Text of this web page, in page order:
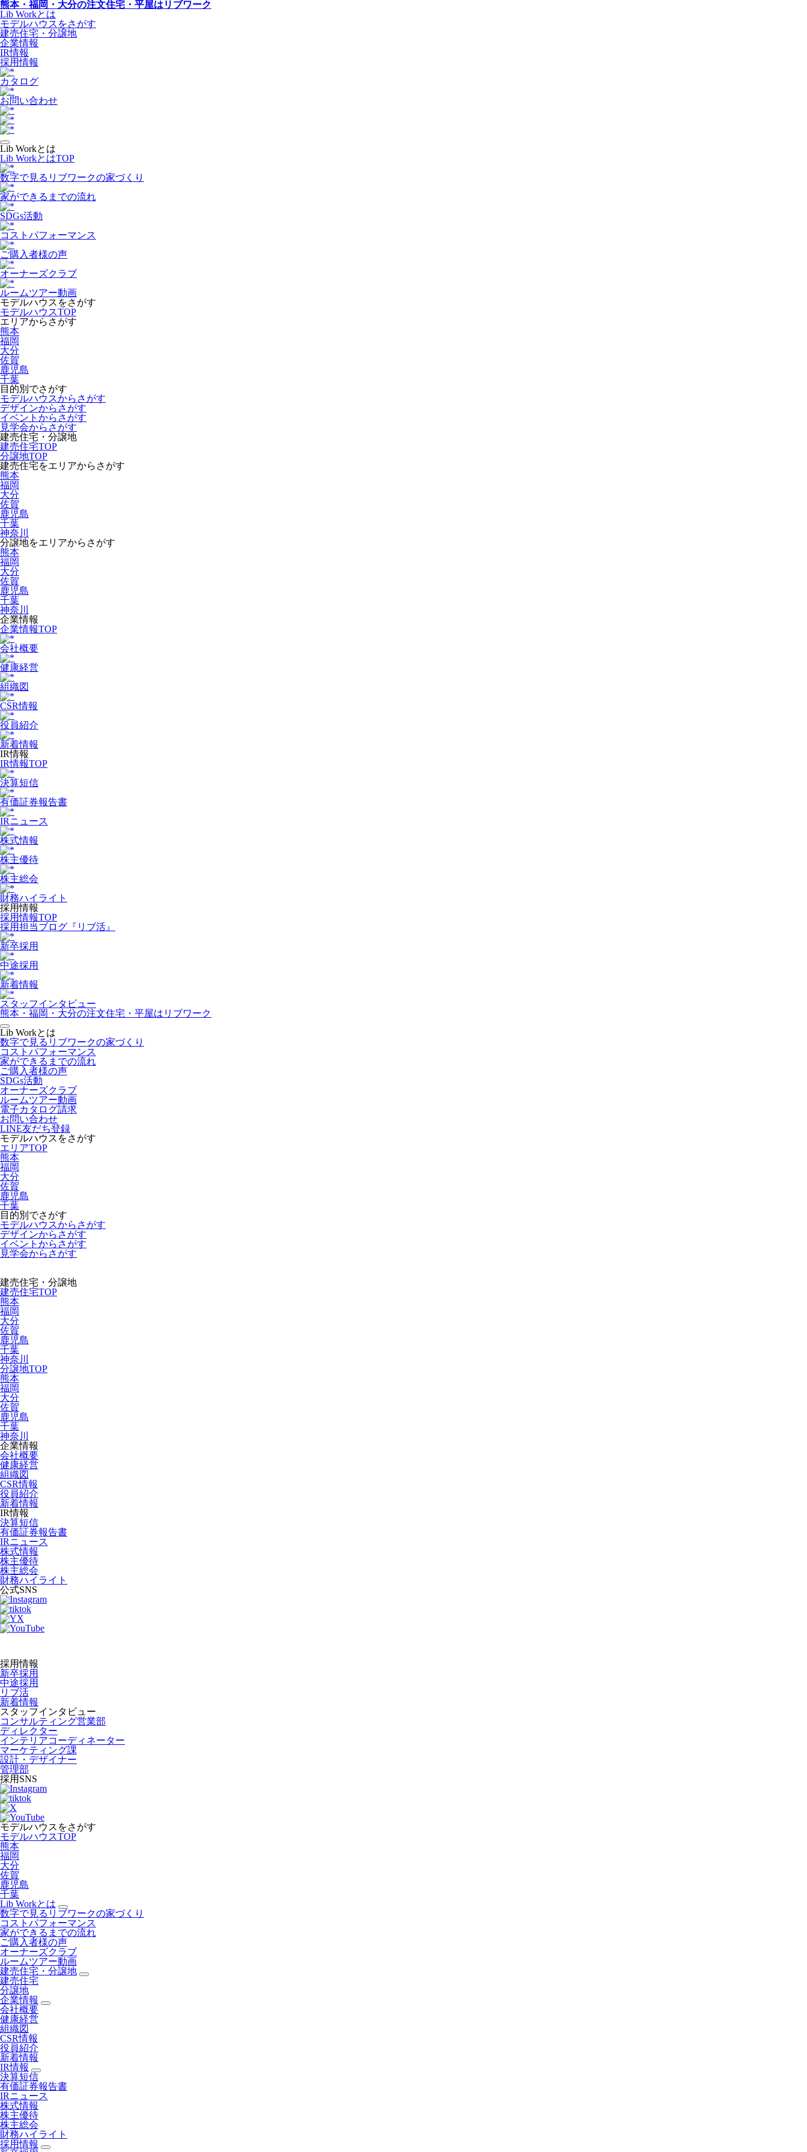
熊本・福岡・大分の注文住宅・平屋はリブワーク
Lib Workとは
モデルハウスをさがす
建売住宅・分譲地
企業情報
IR情報
採用情報
カタログ
お問い合わせ
Lib Workとは
Lib WorkとはTOP
数字で⾒るリブワークの家づくり
家ができるまでの流れ
SDGs活動
コストパフォーマンス
ご購入者様の声
オーナーズクラブ
ルームツアー動画
モデルハウスをさがす
モデルハウスTOP
エリアからさがす
熊本
福岡
大分
佐賀
鹿児島
千葉
目的別でさがす
モデルハウスからさがす
デザインからさがす
イベントからさがす
見学会からさがす
建売住宅・分譲地
建売住宅TOP
分譲地TOP
建売住宅をエリアからさがす
熊本
福岡
大分
佐賀
鹿児島
千葉
神奈川
分譲地をエリアからさがす
熊本
福岡
大分
佐賀
鹿児島
千葉
神奈川
企業情報
企業情報TOP
会社概要
健康経営
組織図
CSR情報
役員紹介
新着情報
IR情報
IR情報TOP
決算短信
有価証券報告書
IRニュース
株式情報
株主優待
株主総会
財務ハイライト
採用情報
採用情報TOP
採用担当ブログ『リブ活』
新卒採用
中途採用
新着情報
スタッフインタビュー
熊本・福岡・大分の注文住宅・平屋はリブワーク
Lib Workとは
数字で見るリブワークの家づくり
コストパフォーマンス
家ができるまでの流れ
ご購入者様の声
SDGs活動
オーナーズクラブ
ルームツアー動画
電子カタログ請求
お問い合わせ
LINE友だち登録
モデルハウスをさがす
エリアTOP
熊本
福岡
大分
佐賀
鹿児島
千葉
目的別でさがす
モデルハウスからさがす
デザインからさがす
イベントからさがす
見学会からさがす
建売住宅・分譲地
建売住宅TOP
熊本
福岡
大分
佐賀
鹿児島
千葉
神奈川
分譲地TOP
熊本
福岡
大分
佐賀
鹿児島
千葉
神奈川
企業情報
会社概要
健康経営
組織図
CSR情報
役員紹介
新着情報
IR情報
決算短信
有価証券報告書
IRニュース
株式情報
株主優待
株主総会
財務ハイライト
公式SNS
採用情報
新卒採用
中途採用
リブ活
新着情報
スタッフインタビュー
コンサルティング営業部
ディレクター
インテリアコーディネーター
マーケティング課
設計・デザイナー
管理部
採用SNS
モデルハウスをさがす
モデルハウスTOP
熊本
福岡
大分
佐賀
鹿児島
千葉
Lib Workとは
数字で見るリブワークの家づくり
コストパフォーマンス
家ができるまでの流れ
ご購入者様の声
オーナーズクラブ
ルームツアー動画
建売住宅・分譲地
建売住宅
分譲地
企業情報
会社概要
健康経営
組織図
CSR情報
役員紹介
新着情報
IR情報
決算短信
有価証券報告書
IRニュース
株式情報
株主優待
株主総会
財務ハイライト
採用情報